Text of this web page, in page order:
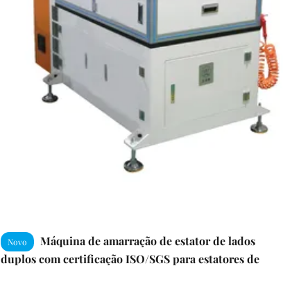
Novo
Máquina de amarração de estator de lados
duplos com certificação ISO/SGS para estatores de